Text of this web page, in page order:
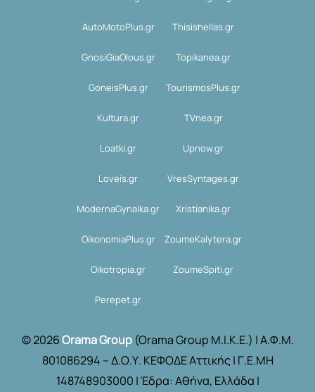
AutoMotoPlus.gr Thisishellas.gr
GnosiGiaOlous.gr Topikanea.gr
GoneisPlus.gr TourismosPlus.gr
Kultura.gr TVnea.gr
Loatki.gr Upnow.gr
Loveis.gr VresSyntages.gr
ModernaGynaika.gr Xristianika.gr
OikonomiaPlus.gr ZoumeKalytera.gr
Oikotropia.gr ZoumeSpiti.gr
Perepet.gr
© 2026Orama Group(Orama Group Μ.Ι.Κ.Ε.) | Α.Φ.Μ.
801086294 – Δ.Ο.Υ. ΚΕΦΟΔΕ Αττικής | Γ.Ε.ΜΗ
148748903000 | Έδρα: Αθήνα, Ελλάδα |